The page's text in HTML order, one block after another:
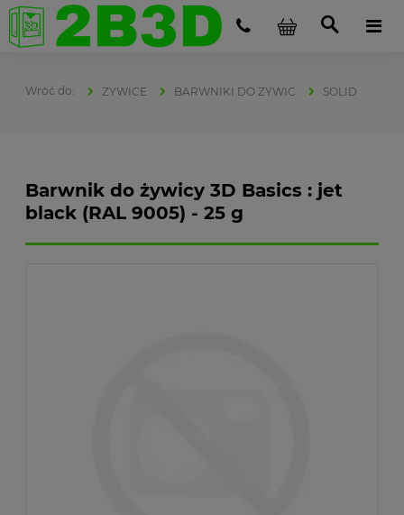
ŻYWICE BARWNIKI DO ŻYWIC SOLID
Barwnik do żywicy 3D Basics : jet
black (RAL 9005) - 25 g